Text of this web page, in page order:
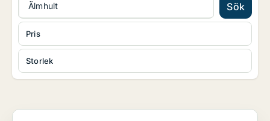
Älmhult Sök
Storlek
Pris
Lager i Markaryd, Traryd